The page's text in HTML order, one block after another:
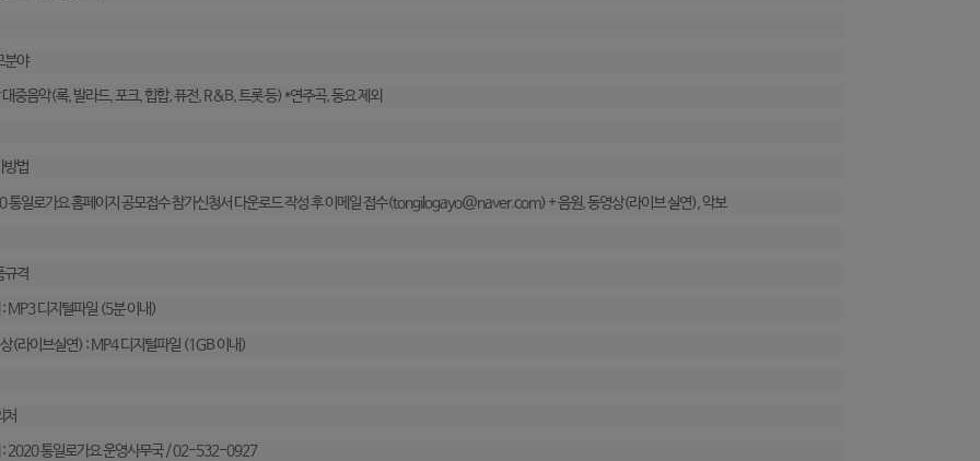
야
중음악(록, 발라드, 포크, 힙합, 퓨전, R&B, 트롯 등) *연주곡, 동요 제외
법
통일로가요 홈페이지 공모접수 참가신청서 다운로드 작성 후 이메일 접수(tongilogayo@naver.com) + 음원, 동영상(라이브 실연), 악보
격
MP3 디지털파일 (5분 이내)
(라이브실연) : MP4 디지털파일 (1GB 이내)
처
: 2020 통일로가요 운영사무국 / 02-532-0927